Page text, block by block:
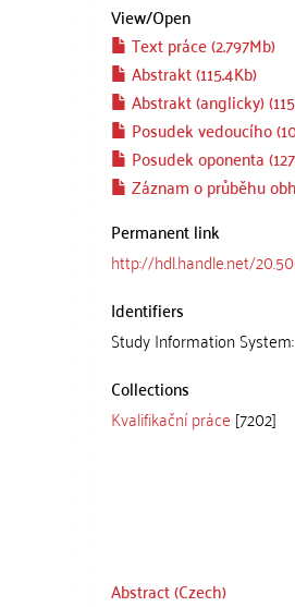
View/Open
Text práce (2.797Mb)
Abstrakt (115.4Kb)
Abstrakt (anglicky)
Posudek vedoucího
Posudek oponenta
Záznam o průběhu
Permanent link
http://hdl.handle.net/
Identifiers
Study Information System:
Collections
Kvalifikační práce [7202]
Abstract (Czech)